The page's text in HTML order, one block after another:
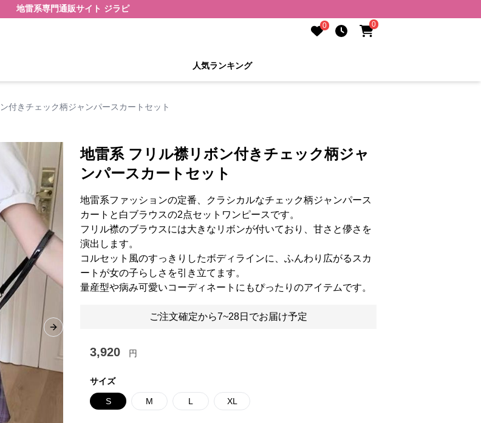
地雷系専門通販サイト ジラピ
0 0
人気ランキング
付きチェック柄ジャンパースカートセット
Next slide
地雷系 フリル襟リボン付きチェック柄ジャ
ンパースカートセット
地雷系ファッションの定番、クラシカルなチェック柄ジャンパース
カートと白ブラウスの2点セットワンピースです。
フリル襟のブラウスには大きなリボンが付いており、甘さと儚さを
演出します。
コルセット風のすっきりしたボディラインに、ふんわり広がるスカ
ートが女の子らしさを引き立てます。
量産型や病み可愛いコーディネートにもぴったりのアイテムです。
ご注文確定から7~28日でお届け予定
3,920 円
サイズ
S M L XL